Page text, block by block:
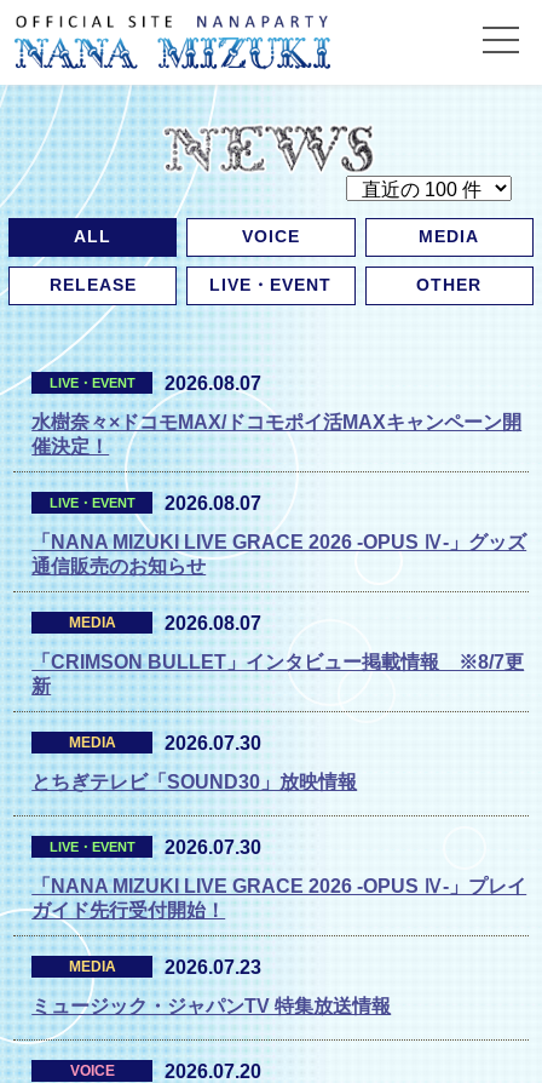
ALL VOICE MEDIA
RELEASE LIVE・EVENT OTHER
2026.08.07
LIVE・EVENT
水樹奈々×ドコモMAX/ドコモポイ活MAXキャンペーン開
催決定！
2026.08.07
LIVE・EVENT
「NANA MIZUKI LIVE GRACE 2026 -OPUS Ⅳ-」グッズ
通信販売のお知らせ
2026.08.07
MEDIA
「CRIMSON BULLET」インタビュー掲載情報 ※8/7更
新
2026.07.30
MEDIA
とちぎテレビ「SOUND30」放映情報
2026.07.30
LIVE・EVENT
「NANA MIZUKI LIVE GRACE 2026 -OPUS Ⅳ-」プレイ
ガイド先行受付開始！
2026.07.23
MEDIA
ミュージック・ジャパンTV 特集放送情報
2026.07.20
VOICE